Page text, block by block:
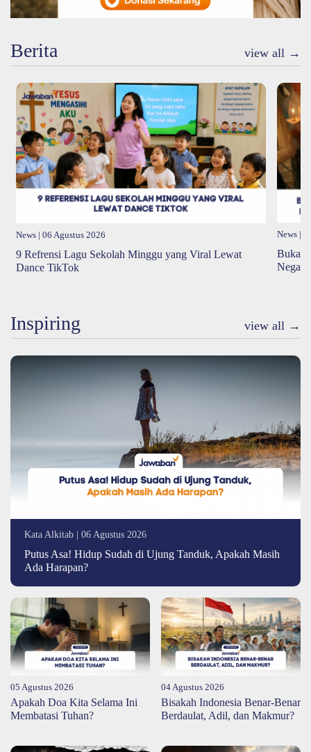
Tetapi Tempat Tuhan
Bekerja
31 Juli 2026
Berita view all →
News | 06 Agustus 2026
9 Refrensi Lagu Sekolah Minggu yang Viral Lewat
Dance TikTok
News
Bukan
Inspiring view all →
Kata Alkitab | 06 Agustus 2026
Putus Asa! Hidup Sudah di Ujung Tanduk, Apakah Masih
Ada Harapan?
05 Agustus 2026
Apakah Doa Kita Selama Ini
Membatasi Tuhan?
04 Agustus 2026
Bisakah Indonesia Benar-Benar
Berdaulat, Adil, dan Makmur?